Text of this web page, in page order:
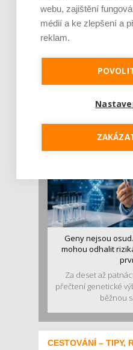
stravě ho mám
se
Geny nejsou
mohou odhalit
Za deset až
přečtení genetické
běžnou
CESTOVÁNÍ – TIPY,
webu, zajištění
médií a ke zlepšení a
reklam.